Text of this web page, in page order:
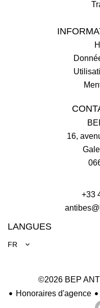
16,
+33
LANGUES
FR
©2026 BEP
Honoraires d'agence